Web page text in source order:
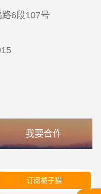
6段107号
我要合作
订阅橘子猫